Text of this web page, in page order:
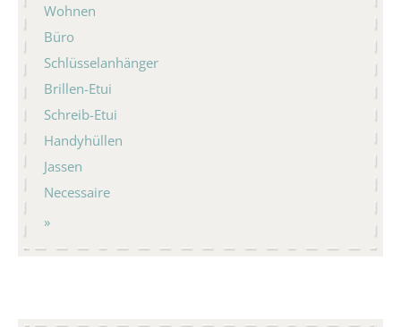
Wohnen
Büro
Schlüsselanhänger
Brillen-Etui
Schreib-Etui
Handyhüllen
Jassen
Necessaire